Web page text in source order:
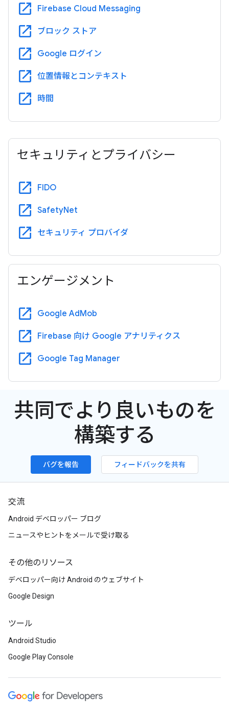
open_in_new Firebase Cloud Messaging
open_in_new ブロック ストア
open_in_new Google ログイン
open_in_new 位置情報とコンテキスト
open_in_new 時間
セキュリティとプライバシー
open_in_new FIDO
open_in_new SafetyNet
open_in_new セキュリティ プロバイダ
エンゲージメント
open_in_new Google AdMob
open_in_new Firebase 向け Google アナリティクス
open_in_new Google Tag Manager
共同でより良いものを
構築する
バグを報告 フィードバックを共有
交流
Android デベロッパー ブログ
ニュースやヒントをメールで受け取る
その他のリソース
デベロッパー向け Android のウェブサイト
Google Design
ツール
Android Studio
Google Play Console